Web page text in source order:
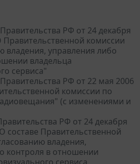
Правительства РФ от 24 декабря
Правительственной комиссии
владения, управления либо
владельца
сервиса"
Правительства РФ от 22 мая 2006
комиссии по
(с изменениями и
РФ от 24 декабря
составе Правительственной
владения,
контроля в отношении